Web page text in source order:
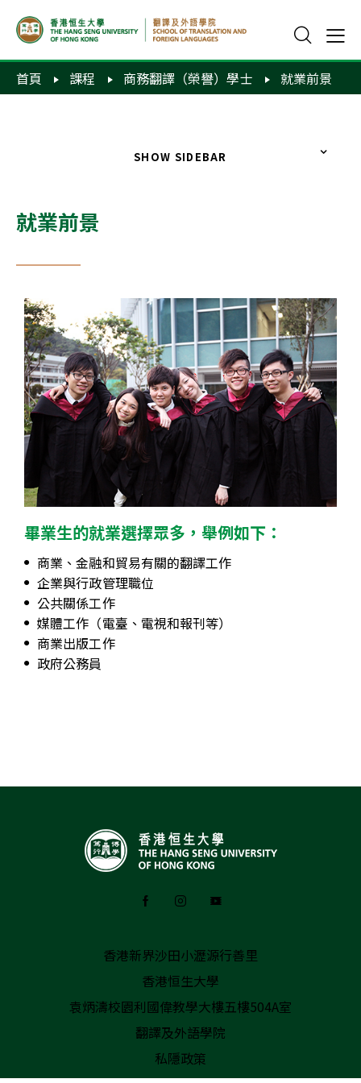
首頁 課程 商務翻譯（榮譽）學士 就業前景
就業前景
畢業生的就業選擇眾多，舉例如下：
商業、金融和貿易有關的翻譯工作
企業與行政管理職位
公共關係工作
媒體工作（電臺、電視和報刊等）
商業出版工作
政府公務員
SHOW SIDEBAR
香港新界沙田小瀝源行善里
香港恒生大學
袁炳濤校園利國偉教學大樓五樓504A室
翻譯及外語學院
私隱政策